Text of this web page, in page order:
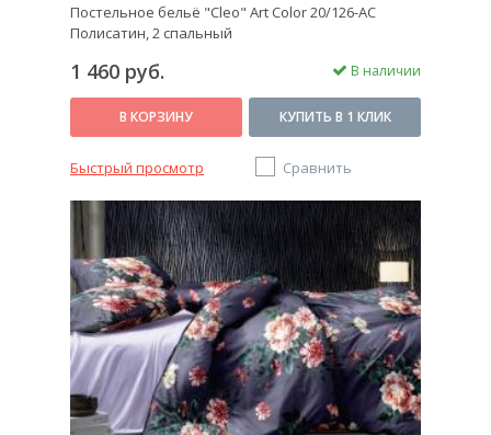
Постельное бельё "Cleo" Art Color 20/126-AC
Полисатин, 2 спальный
1 460 руб. В наличии
В КОРЗИНУ КУПИТЬ В 1 КЛИК
Быстрый просмотр Сравнить